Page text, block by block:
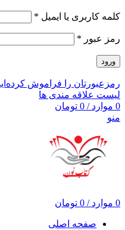
کلمه کاربری یا ایمیل *
رمز عبور *
ورود
رمزعبورتان را فراموش
لیست علاقه مندی ها
0 موارد /
0 تومان
منو
0 موارد /
0 تومان
صفحه اصلی